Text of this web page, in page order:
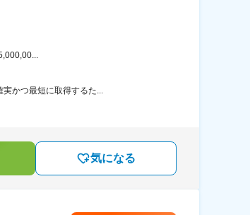
かつ最短に取得するた...
気になる